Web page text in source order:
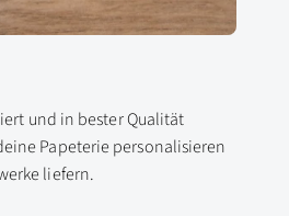
und in bester Qualität
Papeterie personalisieren
liefern.